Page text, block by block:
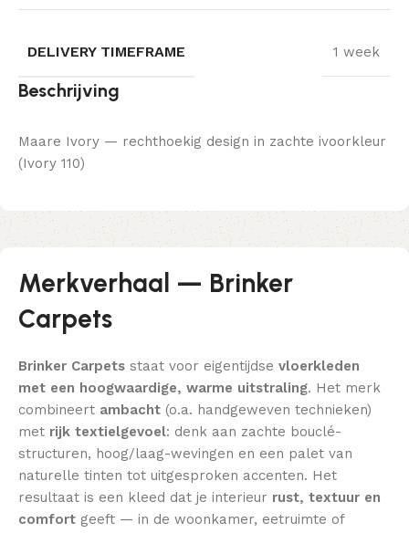
DELIVERY TIMEFRAME 1 week
Beschrijving
Maare Ivory — rechthoekig design in zachte ivoorkleur
(Ivory 110)
Merkverhaal — Brinker
Carpets
Brinker Carpets staat voor eigentijdse vloerkleden
met een hoogwaardige, warme uitstraling. Het merk
combineert ambacht (o.a. handgeweven technieken)
met rijk textielgevoel: denk aan zachte bouclé-
structuren, hoog/laag-wevingen en een palet van
naturelle tinten tot uitgesproken accenten. Het
resultaat is een kleed dat je interieur rust, textuur en
comfort geeft — in de woonkamer, eetruimte of